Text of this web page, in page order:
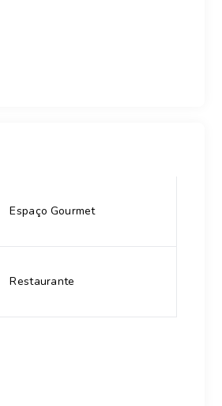
Espaço Gourmet
Restaurante